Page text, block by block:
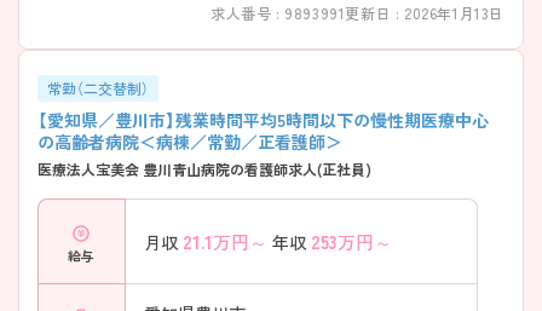
求人番号 : 9893991更新日 : 2026年1月13日
常勤（二交替制）
【愛知県／豊川市】残業時間平均5時間以下の慢性期医療中心
の高齢者病院＜病棟／常勤／正看護師＞
医療法人宝美会 豊川青山病院の看護師求人(正社員)
給与
月収 21.1万円～ 年収 253万円～